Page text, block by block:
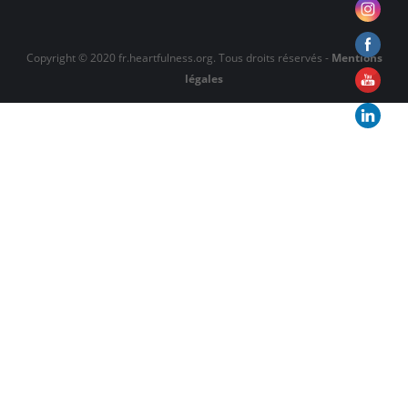
Copyright © 2020 fr.heartfulness.org. Tous droits réservés - Mentions
légales